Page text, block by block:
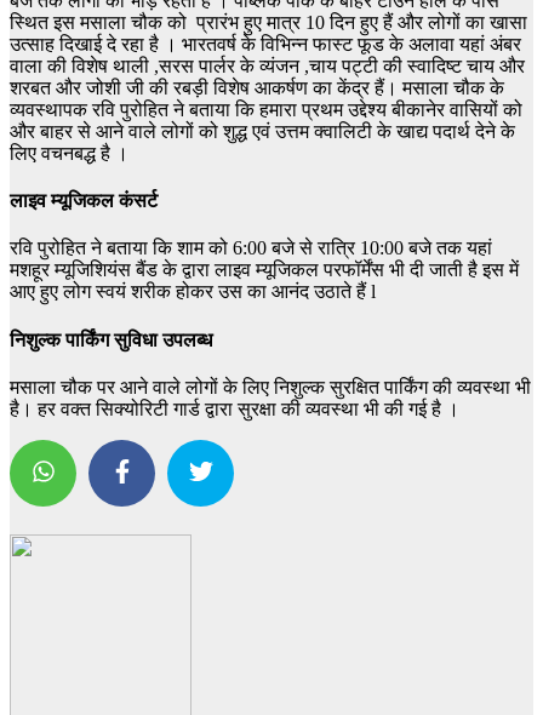
स्थित इस मसाला चौक को प्रारंभ हुए मात्र 10 दिन हुए हैं और लोगों का खासा
उत्साह दिखाई दे रहा है । भारतवर्ष के विभिन्न फास्ट फूड के अलावा यहां अंबर
वाला की विशेष थाली ,सरस पार्लर के व्यंजन ,चाय पट्टी की स्वादिष्ट चाय और
शरबत और जोशी जी की रबड़ी विशेष आकर्षण का केंद्र हैं। मसाला चौक के
व्यवस्थापक रवि पुरोहित ने बताया कि हमारा प्रथम उद्देश्य बीकानेर वासियों को
और बाहर से आने वाले लोगों को शुद्ध एवं उत्तम क्वालिटी के खाद्य पदार्थ देने के
लिए वचनबद्ध है ।
लाइव म्यूजिकल कंसर्ट
रवि पुरोहित ने बताया कि शाम को 6:00 बजे से रात्रि 10:00 बजे तक यहां
मशहूर म्यूजिशियंस बैंड के द्वारा लाइव म्यूजिकल परफॉर्मेंस भी दी जाती है इस में
आए हुए लोग स्वयं शरीक होकर उस का आनंद उठाते हैं l
निशुल्क पार्किंग सुविधा उपलब्ध
मसाला चौक पर आने वाले लोगों के लिए निशुल्क सुरक्षित पार्किंग की व्यवस्था भी
है। हर वक्त सिक्योरिटी गार्ड द्वारा सुरक्षा की व्यवस्था भी की गई है ।